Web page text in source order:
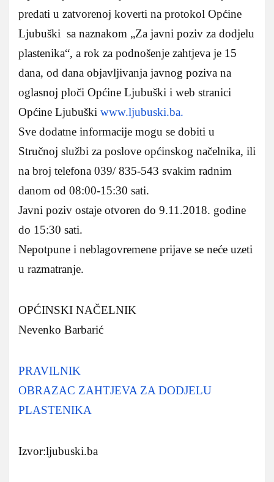
predati u zatvorenoj koverti na protokol Općine
Ljubuški sa naznakom „Za javni poziv za dodjelu
plastenika“, a rok za podnošenje zahtjeva je 15
dana, od dana objavljivanja javnog poziva na
oglasnoj ploči Općine Ljubuški i web stranici
Općine Ljubuški www.ljubuski.ba.
Sve dodatne informacije mogu se dobiti u
Stručnoj službi za poslove općinskog načelnika, ili
na broj telefona 039/ 835-543 svakim radnim
danom od 08:00-15:30 sati.
Javni poziv ostaje otvoren do 9.11.2018. godine
do 15:30 sati.
Nepotpune i neblagovremene prijave se neće uzeti
u razmatranje.
OPĆINSKI NAČELNIK
Nevenko Barbarić
PRAVILNIK
OBRAZAC ZAHTJEVA ZA DODJELU
PLASTENIKA
Izvor:ljubuski.ba